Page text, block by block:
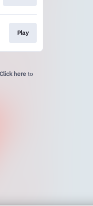
Play
Click here to